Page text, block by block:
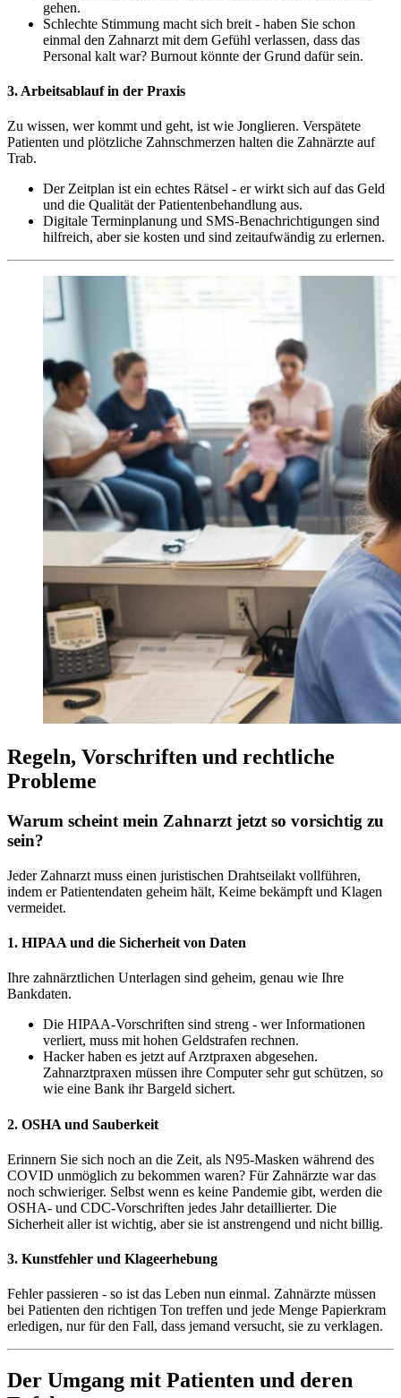
gehen.
Schlechte Stimmung macht sich breit - haben Sie schon
einmal den Zahnarzt mit dem Gefühl verlassen, dass das
Personal kalt war? Burnout könnte der Grund dafür sein.
3. Arbeitsablauf in der Praxis
Zu wissen, wer kommt und geht, ist wie Jonglieren. Verspätete
Patienten und plötzliche Zahnschmerzen halten die Zahnärzte auf
Trab.
Der Zeitplan ist ein echtes Rätsel - er wirkt sich auf das Geld
und die Qualität der Patientenbehandlung aus.
Digitale Terminplanung und SMS-Benachrichtigungen sind
hilfreich, aber sie kosten und sind zeitaufwändig zu erlernen.
Regeln, Vorschriften und rechtliche
Probleme
Warum scheint mein Zahnarzt jetzt so vorsichtig zu
sein?
Jeder Zahnarzt muss einen juristischen Drahtseilakt vollführen,
indem er Patientendaten geheim hält, Keime bekämpft und Klagen
vermeidet.
1. HIPAA und die Sicherheit von Daten
Ihre zahnärztlichen Unterlagen sind geheim, genau wie Ihre
Bankdaten.
Die HIPAA-Vorschriften sind streng - wer Informationen
verliert, muss mit hohen Geldstrafen rechnen.
Hacker haben es jetzt auf Arztpraxen abgesehen.
Zahnarztpraxen müssen ihre Computer sehr gut schützen, so
wie eine Bank ihr Bargeld sichert.
2. OSHA und Sauberkeit
Erinnern Sie sich noch an die Zeit, als N95-Masken während des
COVID unmöglich zu bekommen waren? Für Zahnärzte war das
noch schwieriger. Selbst wenn es keine Pandemie gibt, werden die
OSHA- und CDC-Vorschriften jedes Jahr detaillierter. Die
Sicherheit aller ist wichtig, aber sie ist anstrengend und nicht billig.
3. Kunstfehler und Klageerhebung
Fehler passieren - so ist das Leben nun einmal. Zahnärzte müssen
bei Patienten den richtigen Ton treffen und jede Menge Papierkram
erledigen, nur für den Fall, dass jemand versucht, sie zu verklagen.
Der Umgang mit Patienten und deren